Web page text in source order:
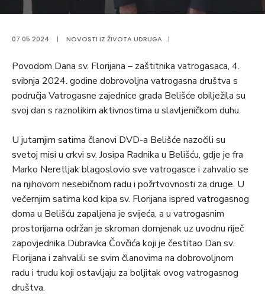
07.05.2024. | NOVOSTI IZ ŽIVOTA UDRUGA |
Povodom Dana sv. Florijana – zaštitnika vatrogasaca, 4.
svibnja 2024. godine dobrovoljna vatrogasna društva s
područja Vatrogasne zajednice grada Belišće obilježila su
svoj dan s raznolikim aktivnostima u slavljeničkom duhu.
U jutarnjim satima članovi DVD-a Belišće nazočili su
svetoj misi u crkvi sv. Josipa Radnika u Belišću, gdje je fra
Marko Neretljak blagoslovio sve vatrogasce i zahvalio se
na njihovom nesebičnom radu i požrtvovnosti za druge. U
večernjim satima kod kipa sv. Florijana ispred vatrogasnog
doma u Belišću zapaljena je svijeća, a u vatrogasnim
prostorijama održan je skroman domjenak uz uvodnu riječ
zapovjednika Dubravka Čovčića koji je čestitao Dan sv.
Florijana i zahvalili se svim članovima na dobrovoljnom
radu i trudu koji ostavljaju za boljitak ovog vatrogasnog
društva.